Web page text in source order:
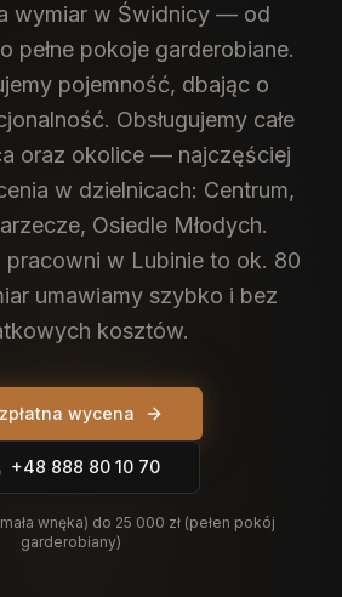
wymiar w Świdnicy — od
pełne pokoje garderobiane.
pojemność, dbając o
Obsługujemy całe
oraz okolice — najczęściej
w dzielnicach: Centrum,
Osiedle Młodych.
pracowni w Lubinie to ok. 80
umawiamy szybko i bez
kosztów.
wycena
+48 888 80 10 70
wnęka) do 25 000 zł (pełen pokój
garderobiany)